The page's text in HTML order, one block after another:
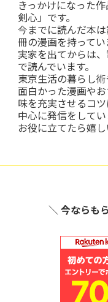
きっかけになった
剣心」です。
今までに読んだ本
冊の漫画を持ってい
実家を出てからは
で読んでいます。
東京生活の暮らし術
面白かった漫画や
味を充実させるコ
中心に発信をしてい
お役に立てたら嬉し
＼ 今ならも